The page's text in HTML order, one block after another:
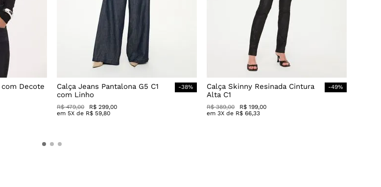
Decote
Calça Jeans Pantalona G5 C1
com Linho
-38%
R$ 479,00 R$ 299,00
em 5X de R$ 59,80
Calça Skinny Resinada Cintura
Alta C1
-49%
R$ 389,00 R$ 199,00
em3X de R$ 66,33